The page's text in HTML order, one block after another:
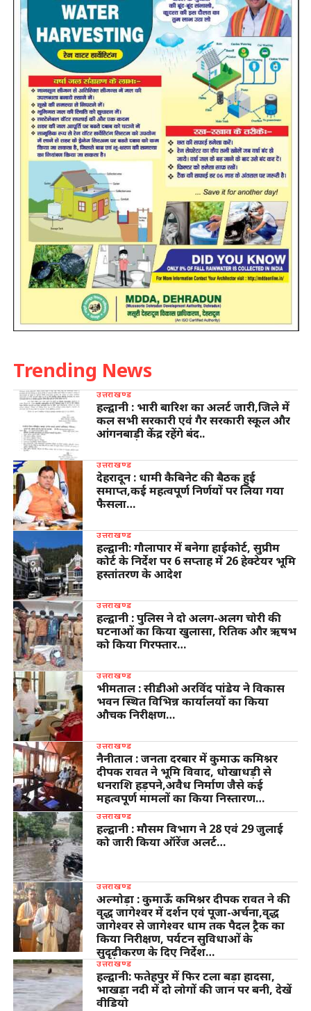
Trending News
उत्तराखण्ड
हल्द्वानी : भारी बारिश का अलर्ट जारी,जिले में
कल सभी सरकारी एवं गैर सरकारी स्कूल और
आंगनबाड़ी केंद्र रहेंगे बंद..
उत्तराखण्ड
देहरादून : धामी कैबिनेट की बैठक हुई
समाप्त,कई महत्वपूर्ण निर्णयों पर लिया गया
फैसला…
उत्तराखण्ड
हल्द्वानी: गौलापार में बनेगा हाईकोर्ट, सुप्रीम
कोर्ट के निर्देश पर 6 सप्ताह में 26 हेक्टेयर भूमि
हस्तांतरण के आदेश
उत्तराखण्ड
हल्द्वानी : पुलिस ने दो अलग-अलग चोरी की
घटनाओं का किया खुलासा, रितिक और ऋषभ
को किया गिरफ्तार…
उत्तराखण्ड
भीमताल : सीडीओ अरविंद पांडेय ने विकास
भवन स्थित विभिन्न कार्यालयों का किया
औचक निरीक्षण…
उत्तराखण्ड
नैनीताल : जनता दरबार में कुमाऊ कमिश्नर
दीपक रावत ने भूमि विवाद, धोखाधड़ी से
धनराशि हड़पने,अवैध निर्माण जैसे कई
महत्वपूर्ण मामलों का किया निस्तारण…
उत्तराखण्ड
हल्द्वानी : मौसम विभाग ने 28 एवं 29 जुलाई
को जारी किया ऑरेंज अलर्ट…
उत्तराखण्ड
अल्मोड़ा : कुमाऊँ कमिश्नर दीपक रावत ने की
वृद्ध जागेश्वर में दर्शन एवं पूजा-अर्चना,वृद्ध
जागेश्वर से जागेश्वर धाम तक पैदल ट्रैक का
किया निरीक्षण, पर्यटन सुविधाओं के
सुदृढ़ीकरण के दिए निर्देश…
उत्तराखण्ड
हल्द्वानी: फतेहपुर में फिर टला बड़ा हादसा,
भाखड़ा नदी में दो लोगों की जान पर बनी, देखें
वीडियो